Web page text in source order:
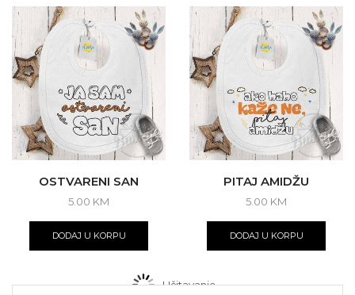
OSTVARENI SAN
5.00 KM
DODAJ U KORPU
PITAJ AMIDŽU
5.00 KM
DODAJ U KORPU
Učitavanje...